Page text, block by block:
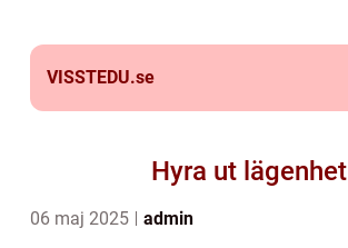
VISSTEDU.se
Hyra ut lägenhet
06 maj 2025 admin